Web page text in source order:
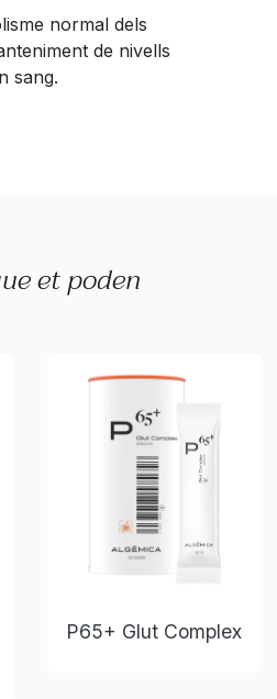
normal dels
de nivells
sang.
et poden
P65+ Glut Complex